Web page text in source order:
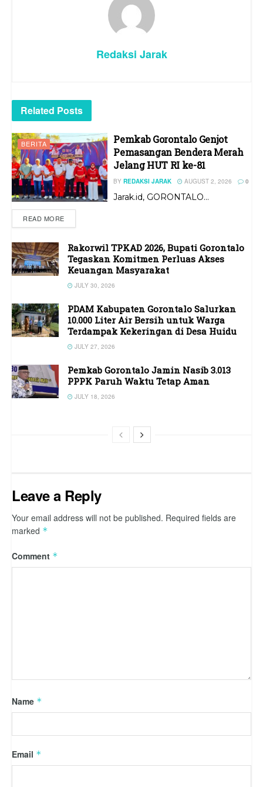
Redaksi Jarak
Related Posts
BERITA
Pemkab Gorontalo Genjot
Pemasangan Bendera Merah
Jelang HUT RI ke-81
BY REDAKSI JARAK AUGUST 2, 2026 0
Jarak.id, GORONTALO...
READ MORE
Rakorwil TPKAD 2026, Bupati Gorontalo
Tegaskan Komitmen Perluas Akses
Keuangan Masyarakat
JULY 30, 2026
PDAM Kabupaten Gorontalo Salurkan
10.000 Liter Air Bersih untuk Warga
Terdampak Kekeringan di Desa Huidu
JULY 27, 2026
Pemkab Gorontalo Jamin Nasib 3.013
PPPK Paruh Waktu Tetap Aman
JULY 18, 2026
Leave a Reply
Your email address will not be published. Required fields are
marked *
Comment *
Name *
Email *